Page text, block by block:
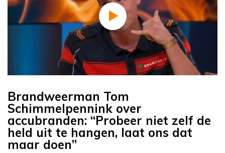
Brandweerman Tom
Schimmelpennink over
accubranden: “Probeer niet zelf de
held uit te hangen, laat ons dat
maar doen”